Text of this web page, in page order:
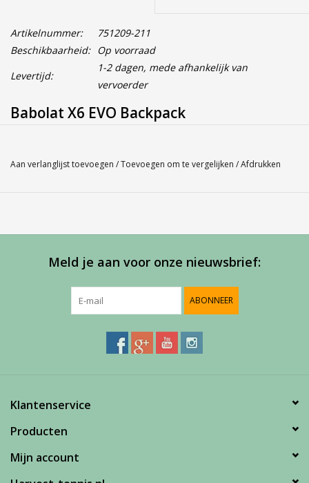
Artikelnummer:
751209-211
Beschikbaarheid: Op voorraad
Levertijd:
1-2 dagen, mede afhankelijk van
vervoerder
Babolat X6 EVO Backpack
racket volledig kan beschermen en opbergen, of u kiest ervoor
Service
Bij Harvest-Tennis bieden wij graag persoonlijk advies voor u
meer informatie of om een afspraak te maken in onze
Aan verlanglijst toevoegen /Toevoegen om te vergelijken /Afdrukken
Meld je aan voor onze nieuwsbrief:
ABONNEER
Klantenservice
Producten
Mijn account